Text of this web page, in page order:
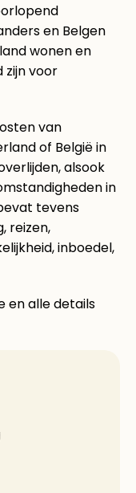
en Belgen
wonen en
zijn voor
van
of België ​in
​alsook
in
tevens
rei​zen,
inboedel,
en alle details